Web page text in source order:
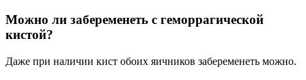
Можно ли забеременеть с геморрагической
кистой?
Даже при наличии кист обоих яичников забеременеть можно.